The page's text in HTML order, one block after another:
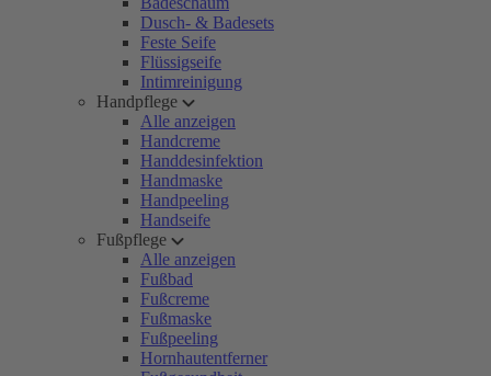
Dusch- & Badesets
Feste Seife
Flüssigseife
Intimreinigung
Handpflege
Alle anzeigen
Handcreme
Handdesinfektion
Handmaske
Handpeeling
Handseife
Fußpflege
Alle anzeigen
Fußbad
Fußcreme
Fußmaske
Fußpeeling
Hornhautentferner